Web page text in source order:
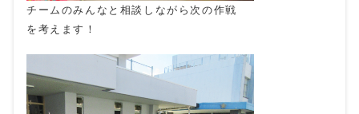
チームのみんなと相談しながら次の作戦
を考えます！